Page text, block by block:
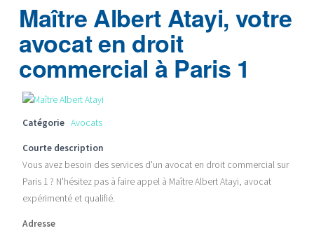
Maître Albert Atayi, votre
avocat en droit
commercial à Paris 1
Catégorie Avocats
Courte description
Vous avez besoin des services d'un avocat en droit commercial sur
Paris 1 ? N'hésitez pas à faire appel à Maître Albert Atayi, avocat
expérimenté et qualifié.
Adresse